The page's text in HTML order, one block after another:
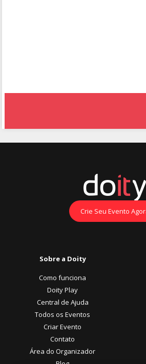
Crie Seu Evento
Sobre a Doity
Como funciona
Doity Play
Central de Ajuda
Todos os Eventos
Criar Evento
Contato
Área do Organizador